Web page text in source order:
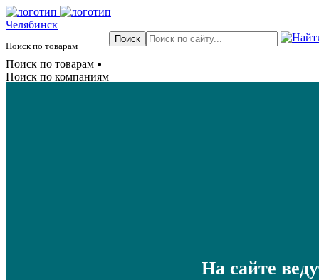
Челябинск
Поиск по товарам
Поиск по товарам
Поиск по компаниям
На сайте